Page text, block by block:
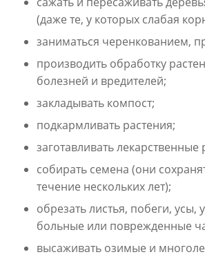
(даже те, у которых слабая
заниматься черенкованием,
производить обработку
болезней и вредителей;
закладывать компост;
подкармливать растения;
заготавливать лекарственные
собирать семена (они
течение нескольких лет);
обрезать листья, побеги, усы,
больные или поврежденные
высаживать озимые и